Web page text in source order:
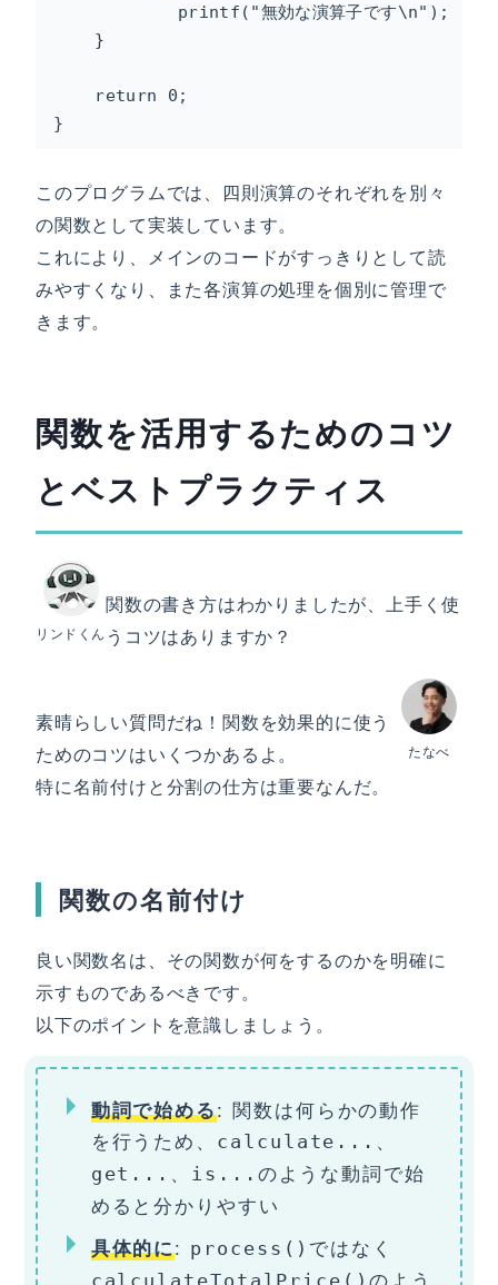
            printf("無効な演算子です\n");
    }
    return 0;
}
このプログラムでは、四則演算のそれぞれを別々
の関数として実装しています。
これにより、メインのコードがすっきりとして読
みやすくなり、また各演算の処理を個別に管理で
きます。
関数を活用するためのコツ
とベストプラクティス
リンドくん
関数の書き方はわかりましたが、上手く使
うコツはありますか？
たなべ
素晴らしい質問だね！関数を効果的に使う
ためのコツはいくつかあるよ。
特に名前付けと分割の仕方は重要なんだ。
関数の名前付け
良い関数名は、その関数が何をするのかを明確に
示すものであるべきです。
以下のポイントを意識しましょう。
動詞で始める: 関数は何らかの動作
を行うため、
calculate... 、
get... 、 is... のような動詞で始
めると分かりやすい
具体的に: process() ではなく
calculateTotalPrice() のよう